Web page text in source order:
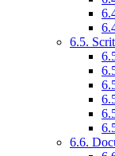
6.5.
6.6.